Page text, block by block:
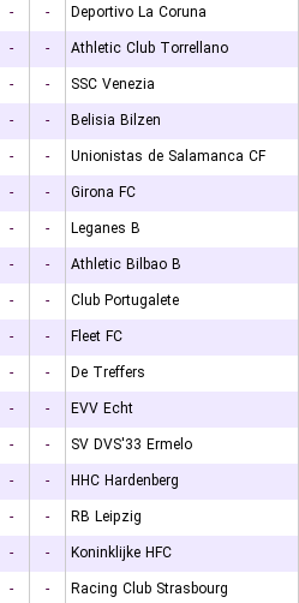
- -
Deportivo La Coruna
- -
Athletic Club Torrellano
- -
SSC Venezia
- -
Belisia Bilzen
- -
Unionistas de Salamanca CF
- -
Girona FC
- -
Leganes B
- -
Athletic Bilbao B
- -
Club Portugalete
- -
Fleet FC
- -
De Treffers
- -
EVV Echt
- -
SV DVS'33 Ermelo
- -
HHC Hardenberg
- -
RB Leipzig
- -
Koninklijke HFC
- -
Racing Club Strasbourg